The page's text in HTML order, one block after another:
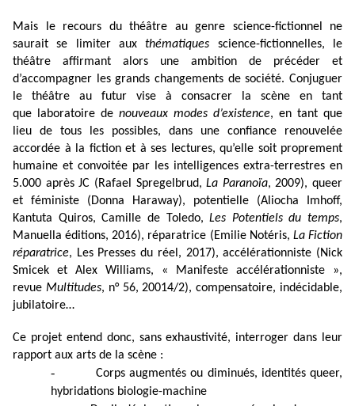
Mais le recours du théâtre au genre science-fictionnel ne
saurait se limiter auxthématiques science-fictionnelles, le
théâtre affirmant alors une ambition de précéder et
d’accompagner les grands changements de société. Conjuguer
le théâtre au futur vise à consacrer la scène en tant
que laboratoire de nouveaux modes d’existence, en tant que
lieu de tous les possibles, dans une confiance renouvelée
accordée à la fiction et à ses lectures, qu’elle soit proprement
humaine et convoitée par les intelligences extra-terrestres en
5.000 après JC (Rafael Spregelbrud,La Paranoïa, 2009), queer
et féministe (Donna Haraway), potentielle (Aliocha Imhoff,
Kantuta Quiros, Camille de Toledo,Les Potentiels du temps,
Manuella éditions, 2016), réparatrice (Emilie Notéris, La Fiction
réparatrice, Les Presses du réel, 2017), accélérationniste (Nick
Smicek et Alex Williams, « Manifeste accélérationniste »,
revue Multitudes, n° 56, 20014/2), compensatoire, indécidable,
jubilatoire…
Ce projet entend donc, sans exhaustivité, interroger dans leur
rapport aux arts de la scène :
- Corps augmentés ou diminués, identités queer,
hybridations biologie-machine